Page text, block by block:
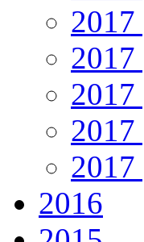
2017
2017
2017
2017
2016